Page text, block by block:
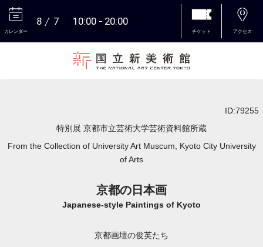
カレンダー
8 7 10:00 20:00
チケット アクセス
ID:79255
特別展 京都市立芸術大学芸術資料館所蔵
From the Collection of University Art Muscum, Kyoto City University
of Arts
京都の日本画
Japanese-style Paintings of Kyoto
京都画壇の俊英たち